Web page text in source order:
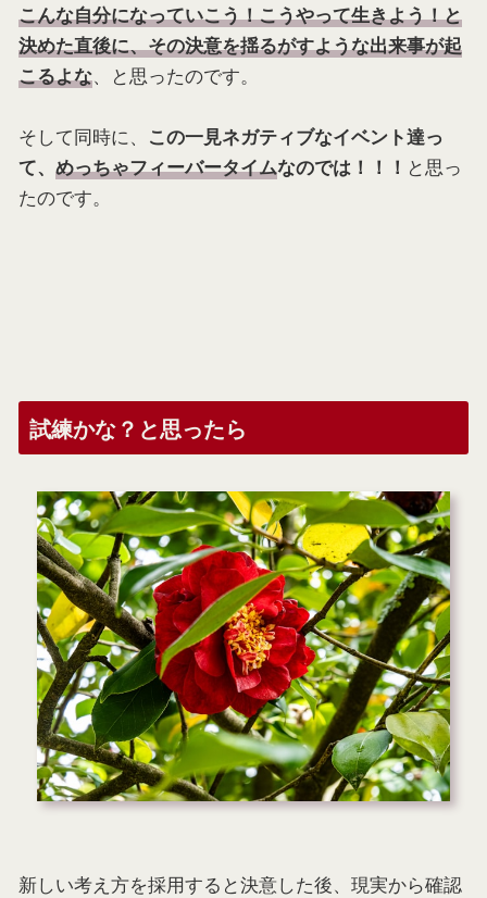
こんな自分になっていこう！こうやって生きよう！と
決めた直後に、その決意を揺るがすような出来事が起
こるよな、と思ったのです。
そして同時に、
この一見ネガティブなイベント達っ
て、 めっちゃフィーバータイムなのでは！！！ と思っ
たのです。
試練かな？と思ったら
新しい考え方を採用すると決意した後、現実から確認